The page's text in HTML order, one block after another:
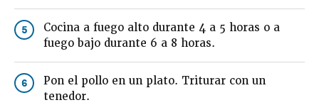
5
Cocina a fuego alto durante 4 a 5 horas o a
fuego bajo durante 6 a 8 horas.
6
Pon el pollo en un plato. Triturar con un
tenedor.